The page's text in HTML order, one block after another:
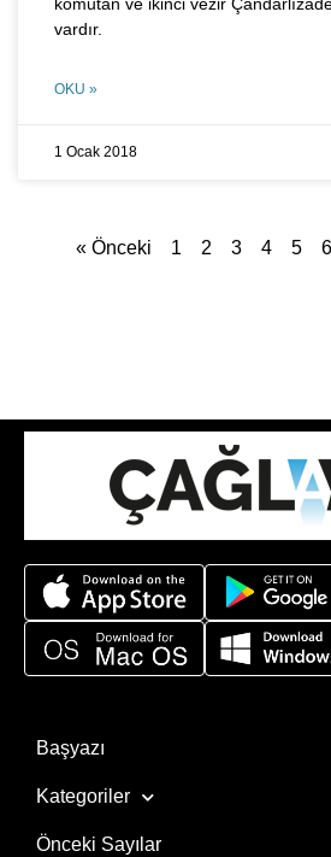
komutan ve ikinci vezir
vardır.
OKU »
1 Ocak 2018
« Önceki 1 2 3 4 5 6
Başyazı
Kategoriler
Önceki Sayılar